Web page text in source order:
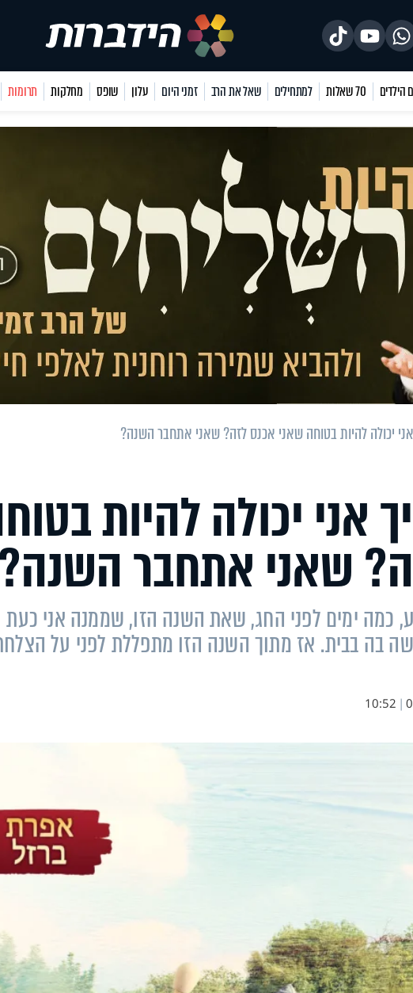
הילדים 70 שאלות למתחילים שאל את הרב זמני היום עלון שופס מחלקות תרומות
יכולה להיות בטוחה שאני אכנס לזה? שאני אתחבר השנה?
אני יכולה להיות
שאני אתחבר השנה?
כמה ימים לפני החג, שאת השנה הזו, שממנה אני כעת
בה בבית. אז מתוך השנה הזו מתפללת לפני על
|
10:52